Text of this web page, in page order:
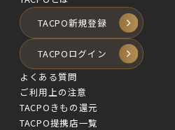
TACPO新規登録
TACPOログイン
よくある質問
ご利用上の注意
TACPOきもの還元
TACPO提携店一覧